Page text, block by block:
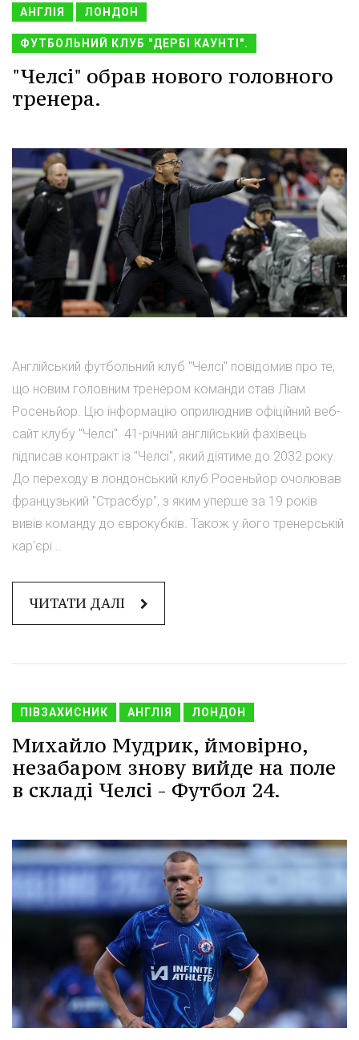
АНГЛІЯ ЛОНДОН
ФУТБОЛЬНИЙ КЛУБ "ДЕРБІ КАУНТІ".
"Челсі" обрав нового головного
тренера.
Англійський футбольний клуб "Челсі" повідомив про те,
що новим головним тренером команди став Ліам
Росеньйор. Цю інформацію оприлюднив офіційний веб-
сайт клубу "Челсі". 41-річний англійський фахівець
підписав контракт із "Челсі", який діятиме до 2032 року.
До переходу в лондонський клуб Росеньйор очолював
французький "Страсбур", з яким уперше за 19 років
вивів команду до єврокубків. Також у його тренерській
кар'єрі...
ЧИТАТИ ДАЛІ
ПІВЗАХИСНИК АНГЛІЯ ЛОНДОН
Михайло Мудрик, ймовірно,
незабаром знову вийде на поле
в складі Челсі - Футбол 24.